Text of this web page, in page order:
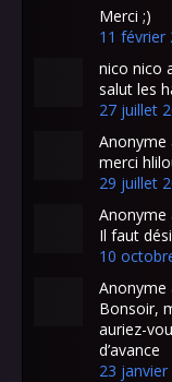
Merci ;)
11 février
nico nico
salut les
27 juillet
merci
29 juillet
Il faut
10
Bonsoir,
auriez-
d’avance
23 janvier